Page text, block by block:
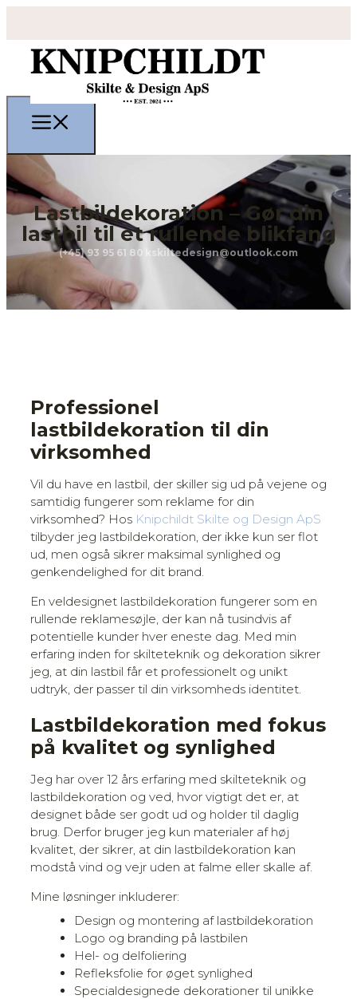
Lastbildekoration – Gør din
lastbil til et rullende blikfang
(+45) 93 95 61 80 kskiltedesign@outlook.com
Professionel
lastbildekoration til din
virksomhed
Vil du have en lastbil, der skiller sig ud på vejene og
samtidig fungerer som reklame for din
virksomhed? Hos Knipchildt Skilte og Design ApS
tilbyder jeg lastbildekoration, der ikke kun ser flot
ud, men også sikrer maksimal synlighed og
genkendelighed for dit brand.
En veldesignet lastbildekoration fungerer som en
rullende reklamesøjle, der kan nå tusindvis af
potentielle kunder hver eneste dag. Med min
erfaring inden for skilteteknik og dekoration sikrer
jeg, at din lastbil får et professionelt og unikt
udtryk, der passer til din virksomheds identitet.
Lastbildekoration med fokus
på kvalitet og synlighed
Jeg har over 12 års erfaring med skilteteknik og
lastbildekoration og ved, hvor vigtigt det er, at
designet både ser godt ud og holder til daglig
brug. Derfor bruger jeg kun materialer af høj
kvalitet, der sikrer, at din lastbildekoration kan
modstå vind og vejr uden at falme eller skalle af.
Mine løsninger inkluderer:
Design og montering af lastbildekoration
Logo og branding på lastbilen
Hel- og delfoliering
Refleksfolie for øget synlighed
Specialdesignede dekorationer til unikke